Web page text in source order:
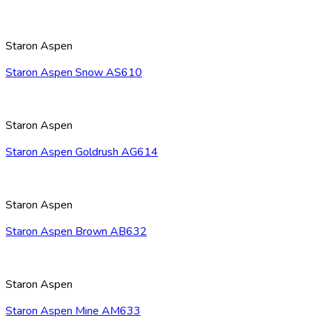
Staron Aspen
Staron Aspen Snow AS610
Staron Aspen
Staron Aspen Goldrush AG614
Staron Aspen
Staron Aspen Brown AB632
Staron Aspen
Staron Aspen Mine AM633